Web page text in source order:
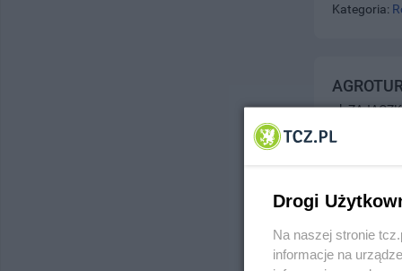
Kategoria:
ul.
Telefon:
Arni-Bart
ul.
Drogi
Na naszej stronie
informacje na